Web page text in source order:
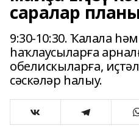
саралар
9:30-10:30. Ҡалала
һаҡлаусыларға
обелискыларға,
сәскәләр һалыу.